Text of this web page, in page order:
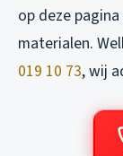
op deze
materialen.
019 10 73, wij